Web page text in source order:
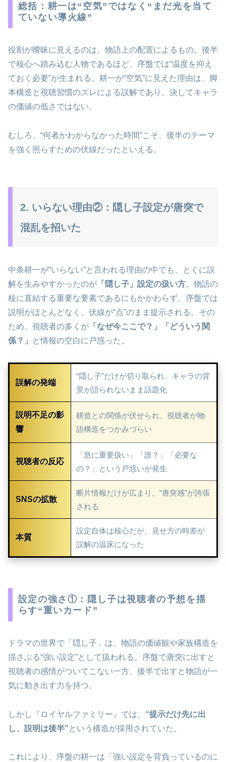
総括：耕一は“空気”ではなく“まだ光を当て
ていない導火線”
役割が曖昧に見えるのは、物語上の配置によるもの。後半
で核心へ踏み込む人物であるほど、序盤では“温度を抑え
ておく必要”が生まれる。耕一が“空気”に見えた理由は、脚
本構造と視聴習慣のズレによる誤解であり、決してキャラ
の価値の低さではない。
むしろ、“何者かわからなかった時間”こそ、後半のテーマ
を強く照らすための伏線だったといえる。
2. いらない理由②：隠し子設定が唐突で
混乱を招いた
中条耕一が“いらない”と言われる理由の中でも、とくに誤
解を生みやすかったのが 「隠し子」設定の扱い方。物語の
核に直結する重要な要素であるにもかかわらず、序盤では
説明がほとんどなく、伏線が“点”のまま提示される。その
ため、視聴者の多くが 「なぜ今ここで？」「どういう関
係？」
と情報の空白に戸惑った。
誤解の発端
“隠し子”だけが切り取られ、キャラの背
景が語られないまま話題化
説明不足の影
響
耕造との関係が伏せられ、視聴者が物
語構造をつかみづらい
視聴者の反応
「急に重要扱い」「誰？」「必要な
の？」という戸惑いが発生
SNSの拡散
断片情報だけが広まり、“唐突感”が誇張
される
本質
設定自体は核心だが、見せ方の時差が
誤解の温床になった
設定の強さ①：隠し子は視聴者の予想を揺
らす“重いカード”
ドラマの世界で「隠し子」は、物語の価値観や家族構造を
揺さぶる“強い設定”として扱われる。序盤で唐突に出すと
視聴者の感情がついてこない一方、後半で出すと物語が一
気に動き出す力を持つ。
しかし『ロイヤルファミリー』では、 “提示だけ先に出
し、説明は後半” という構造が採用されていた。
これにより、序盤の耕一は「強い設定を背負っているのに